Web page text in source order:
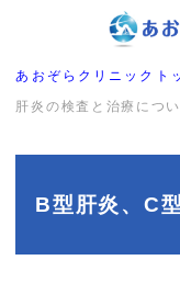
あおぞらクリニックト
肝炎の検査と治療につ
B型肝炎、C